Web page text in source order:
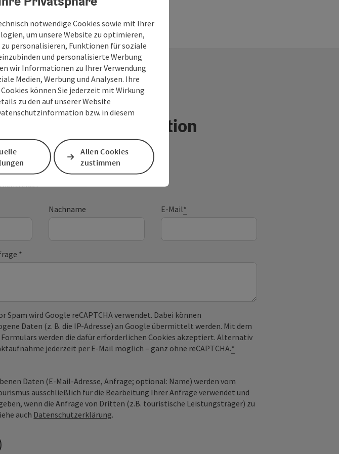
an die Destination
Attergau
Nachname E-Mail*
*
Spam wird Google reCAPTCHA verwendet. Dabei können
Daten (z. B. die IP-Adresse) an Google übermittelt werden. Mit dem
Formulars werden die dafür erforderlichen Cookies akzeptiert. Alternativ
jederzeit per E-Mail möglich – ganz ohne reCAPTCHA.*
Daten (E-Mail-Adresse, Anfrage; optional: Name) werden vom
ausschließlich für die Bearbeitung Ihrer Anfrage verwendet und
wenn die Anfrage von Dritten (z.B. touristische Leistungsträger) zu
auch Datenschutzerklärung.
notwendige Cookies sowie mit Ihrer
um unsere Website zu optimieren,
personalisieren, Funktionen für soziale
und personalisierte Werbung
wir Informationen zu Ihrer Verwendung
Medien, Werbung und Analysen. Ihre
können Sie jederzeit mit Wirkung
zu den auf unserer Website
bzw. in diesem
Allen Cookies
zustimmen